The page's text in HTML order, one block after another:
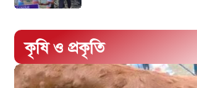
কৃষি ও প্রকৃতি